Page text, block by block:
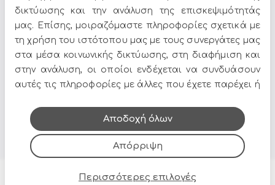
Όλες οι προσφορές και τα νέα του Epilegin,
στο email και τα social media!
δικτύωσης και την ανάλυση της επισκεψιμότητάς
μας. Επίσης, μοιραζόμαστε πληροφορίες σχετικά με
τη χρήση του ιστότοπου μας με τους συνεργάτες μας
στα μέσα κοινωνικής δικτύωσης, στη διαφήμιση και
στην ανάλυση, οι οποίοι ενδέχεται να συνδυάσουν
αυτές τις πληροφορίες με άλλες που έχετε παρέχει ή
τους.
Απόρριψη
Αποδοχή όλων
Περισσότερες επιλογές